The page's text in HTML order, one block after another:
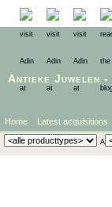
Antieke Juwelen -
Home Latest acquisitions